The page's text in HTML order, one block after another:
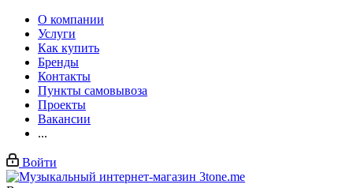
О компании
Услуги
Как купить
Бренды
Контакты
Пункты самовывоза
Проекты
Вакансии
...
Войти